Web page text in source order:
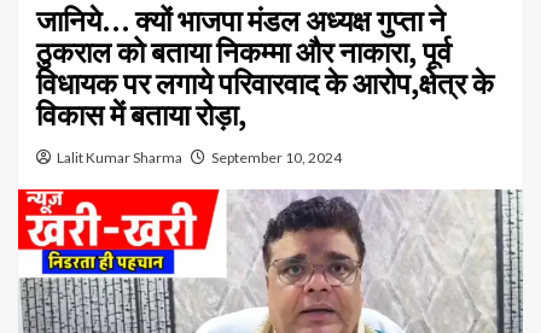
जानिये… क्यों भाजपा मंडल अध्यक्ष गुप्ता ने
ठुकराल को बताया निकम्मा और नाकारा, पूर्व
विधायक पर लगाये परिवारवाद के आरोप,क्षेत्र के
विकास में बताया रोड़ा,
Lalit Kumar Sharma September 10, 2024